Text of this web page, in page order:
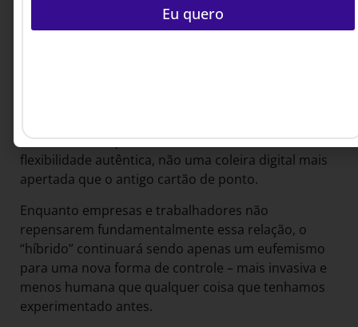
Como disse Peter Drucker, pai da administração
moderna: “O que é medido é gerenciado.” A questão
reuniões até o quarto de dormir. Deveria oferecer
flexibilidade autêntica, não uma coleira digital mais
apertada que o antigo cartão de ponto.
Enquanto empresas e trabalhadores não
repensarem fundamentalmente essa relação, o
“híbrido” continuará sendo apenas um eufemismo
para uma nova forma de controle – mais invasiva e
menos humana que qualquer coisa que tenhamos
experimentado antes.
Eu quero